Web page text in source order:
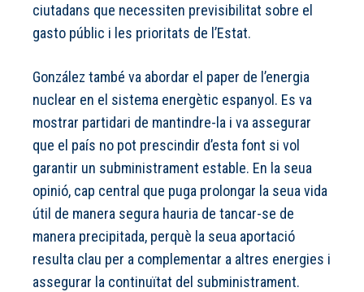
ciutadans que necessiten previsibilitat sobre el
gasto públic i les prioritats de l’Estat.
González també va abordar el paper de l’energia
nuclear en el sistema energètic espanyol. Es va
mostrar partidari de mantindre-la i va assegurar
que el país no pot prescindir d’esta font si vol
garantir un subministrament estable. En la seua
opinió, cap central que puga prolongar la seua vida
útil de manera segura hauria de tancar-se de
manera precipitada, perquè la seua aportació
resulta clau per a complementar a altres energies i
assegurar la continuïtat del subministrament.